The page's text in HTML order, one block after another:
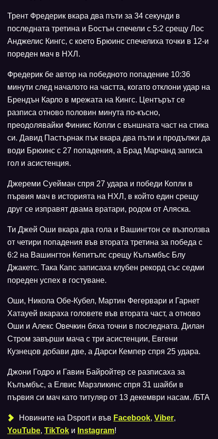
Трент Фредерик вкара два пъти за 34 секунди в
последната третина и Бостън спечели с 5:2 срещу Лос
Анджелис Кингс, с което Брюинс спечелиха точки в 12-и
пореден мач в НХЛ.
Фредерик бе автор на победното попадение 10:36
минути след началото на частта, когато отклони удар на
Брендън Карло в мрежата на Кингс. Центърът се
разписа отново половин минута по-късно,
преодолявайки Финикс Копли с външната част на стика
си. Давид Пастърнак пък вкара два пъти и продължи да
води Брюинс с 27 попадения, а Брад Марчанд записа
гол и асистенция.
Джереми Суейман спря 27 удара и победи Копли в
първия мач в историята на НХЛ, в който един срещу
друг се изправят двама вратари, родом от Аляска.
Ти Джей Оши вкара два гола и Вашингтон се възползва
от четири попадения във втората третина за победа с
6:2 на Вашингтон Кепитълс срещу Кълъмбъс Блу
Джакетс. Така Капс записаха клубен рекорд със седми
пореден успех в гостуване.
Оши, Никола Обе-Кубел, Мартин Фегервари и Гарнет
Хатауей вкараха головете във втората част, а отново
Оши и Алекс Овечкин бяха точни в последната. Дилан
Стром завърши мача с три асистенции, Евгени
Кузнецов добави две, а Дарси Кемпер спря 25 удара.
Джони Годро и Гавин Байройтер се разписаха за
Кълъмбъс, а Елвис Марзликинс спря 31 шайби в
първия си мач като титуляр от 13 декември насам. /БТА
Новините на Dsport и във Facebook, Viber,
YouTube, TikTok и Instagram!